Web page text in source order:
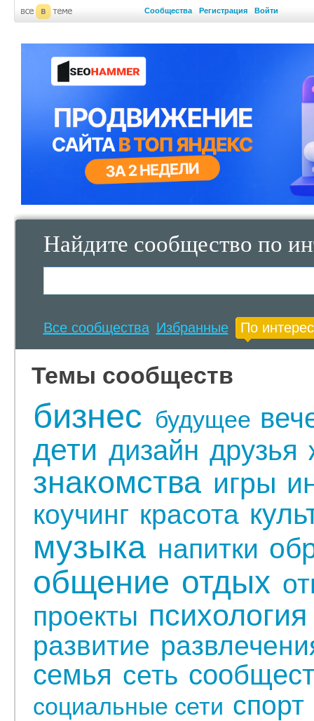
Сообщества Регистрация Войти
Найдите сообщество по
Все сообщества Избранные По
Темы сообществ
бизнес будущее
дети дизайн друзья
знакомства игры
коучинг красота
музыка напитки
общение отдых
проекты психология
развитие
семья сеть
социальные сети спорт